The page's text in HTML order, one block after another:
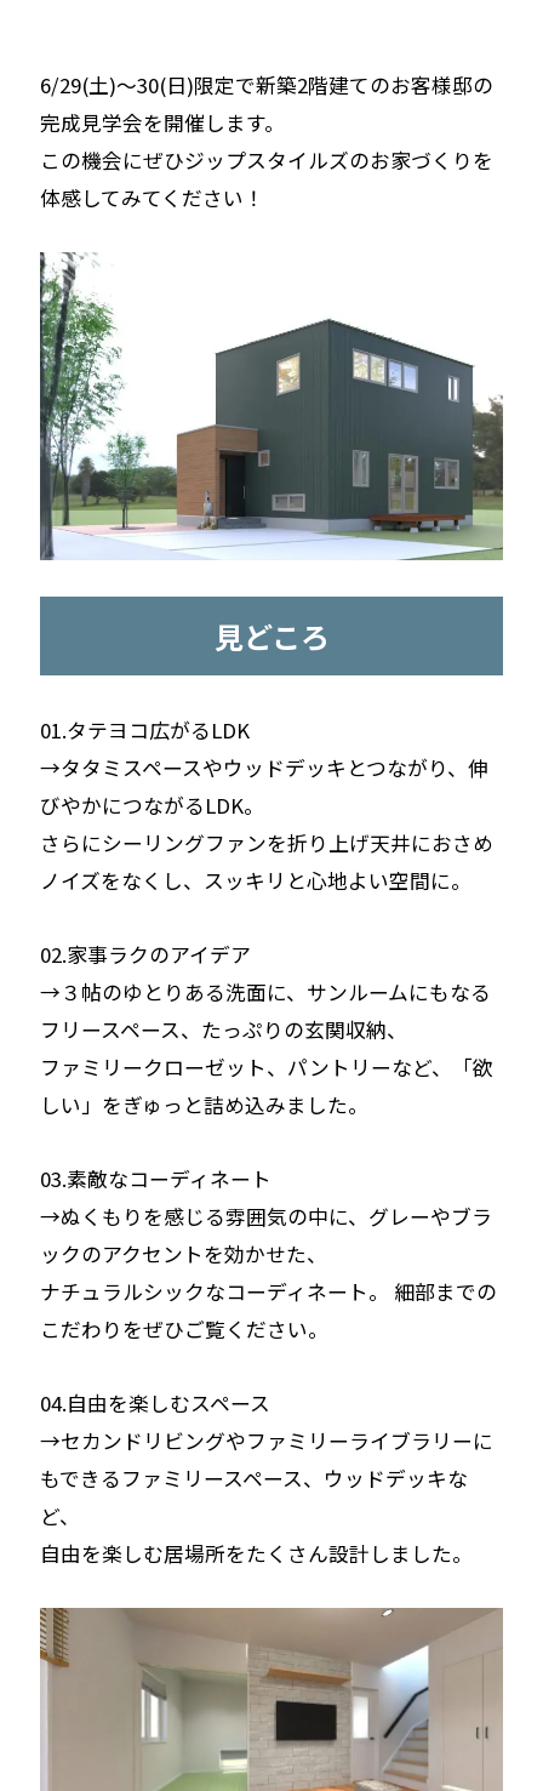
6/29(土)～30(日)限定で新築2階建てのお客様邸の
完成見学会を開催します。
この機会にぜひジップスタイルズのお家づくりを
体感してみてください！
見どころ
01.タテヨコ広がるLDK
→タタミスペースやウッドデッキとつながり、伸
びやかにつながるLDK。
さらにシーリングファンを折り上げ天井におさめ
ノイズをなくし、スッキリと心地よい空間に。
02.家事ラクのアイデア
→３帖のゆとりある洗面に、サンルームにもなる
フリースペース、たっぷりの玄関収納、
ファミリークローゼット、パントリーなど、「欲
しい」をぎゅっと詰め込みました。
03.素敵なコーディネート
→ぬくもりを感じる雰囲気の中に、グレーやブラ
ックのアクセントを効かせた、
ナチュラルシックなコーディネート。 細部までの
こだわりをぜひご覧ください。
04.自由を楽しむスペース
→セカンドリビングやファミリーライブラリーに
もできるファミリースペース、ウッドデッキな
ど、
自由を楽しむ居場所をたくさん設計しました。